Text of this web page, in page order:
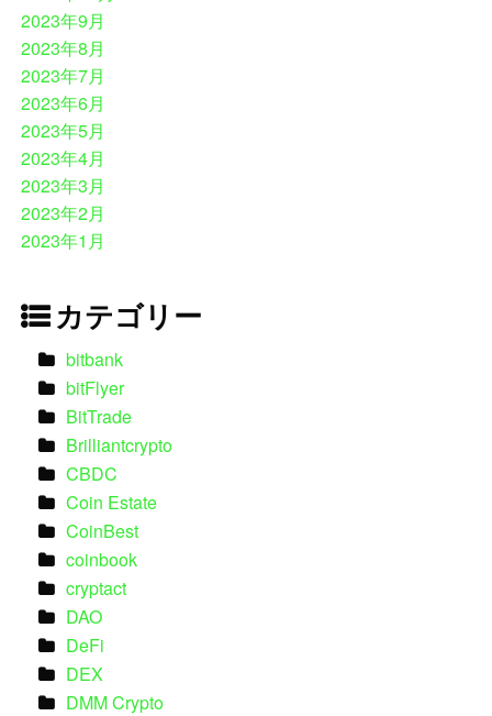
2023年9月
2023年8月
2023年7月
2023年6月
2023年5月
2023年4月
2023年3月
2023年2月
2023年1月
カテゴリー
bitbank
bitFlyer
BitTrade
Brilliantcrypto
CBDC
Coin Estate
CoinBest
coinbook
cryptact
DAO
DeFi
DEX
DMM Crypto